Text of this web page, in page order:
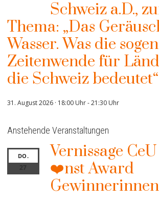
Schweiz a.D.,
Thema: „Das
Wasser. Was die
Zeitenwende für
die Schweiz bedeutet“
31. August 2026 · 18:00 Uhr-21:30 Uhr
Anstehende Veranstaltungen
DO.
27
Vernissage
❤️nst Award
Gewinnerinnen